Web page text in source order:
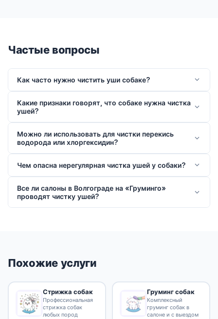
Частые вопросы
Как часто нужно чистить уши собаке?
Какие признаки говорят, что собаке нужна чистка
ушей?
Можно ли использовать для чистки перекись
водорода или хлоргексидин?
Чем опасна нерегулярная чистка ушей у собаки?
Все ли салоны в Волгограде на «Груминго»
проводят чистку ушей?
Похожие услуги
Стрижка собак
Профессиональная
стрижка собак
любых пород
Груминг собак
Комплексный
груминг собак в
салоне и с выездом